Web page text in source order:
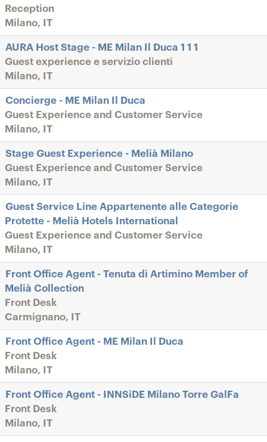
Reception
Milano, IT
AURA Host Stage - ME Milan Il Duca 1 1 1
Guest experience e servizio clienti
Milano, IT
Concierge - ME Milan Il Duca
Guest Experience and Customer Service
Milano, IT
Stage Guest Experience - Melià Milano
Guest Experience and Customer Service
Milano, IT
Guest Service Line Appartenente alle Categorie
Protette - Melià Hotels International
Guest Experience and Customer Service
Milano, IT
Front Office Agent - Tenuta di Artimino Member of
Melià Collection
Front Desk
Carmignano, IT
Front Office Agent - ME Milan Il Duca
Front Desk
Milano, IT
Front Office Agent - INNSiDE Milano Torre GalFa
Front Desk
Milano, IT